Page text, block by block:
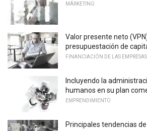
MÁRKETING
Valor presente neto
presupuestación de
FINANCIACIÓN DE LAS EMPRESAS
Incluyendo la
humanos en su plan
EMPRENDIMIENTO
Principales tendencias